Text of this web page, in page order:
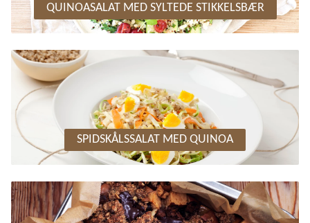
QUINOASALAT MED SYLTEDE STIKKELSBÆR
SPIDSKÅLSSALAT MED QUINOA